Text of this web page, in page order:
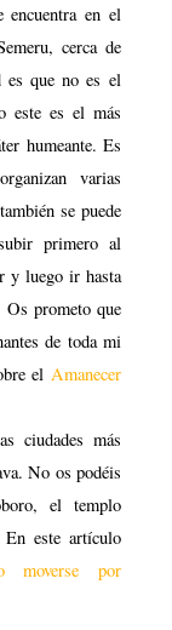
en el
cerca de
es que no es el
este es el más
humeante. Es
varias
se puede
primero al
y luego ir hasta
Os prometo que
de toda mi
el Amanecer
ciudades más
No os podéis
el templo
este artículo
moverse por